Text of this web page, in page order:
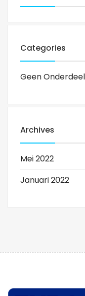
Categories
Geen
Archives
Mei 2022
Januari 2022